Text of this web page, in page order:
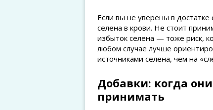
Если вы не уверены в
селена в крови. Не стоит
избыток селена — тоже риск,
любом случае лучше
источниками селена, чем на
Добавки: когда
принимать